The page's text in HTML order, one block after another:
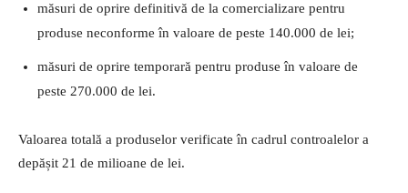
măsuri de oprire definitivă de la comercializare pentru
produse neconforme în valoare de peste 140.000 de lei;
măsuri de oprire temporară pentru produse în valoare de
peste 270.000 de lei.
Valoarea totală a produselor verificate în cadrul controalelor a
depășit 21 de milioane de lei.